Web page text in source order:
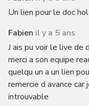
Un lien pour le doc
Fabien il y a 5 ans
J ais pu voir le live de
merci a son equipe
quelqu un a un lien
remercie d avance
introuvable